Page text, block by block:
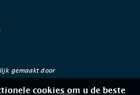
gemaakt door
cookies om u de beste